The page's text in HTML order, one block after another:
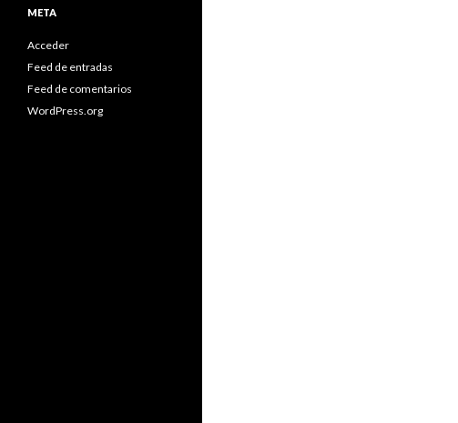
META
Acceder
Feed de entradas
Feed de comentarios
WordPress.org